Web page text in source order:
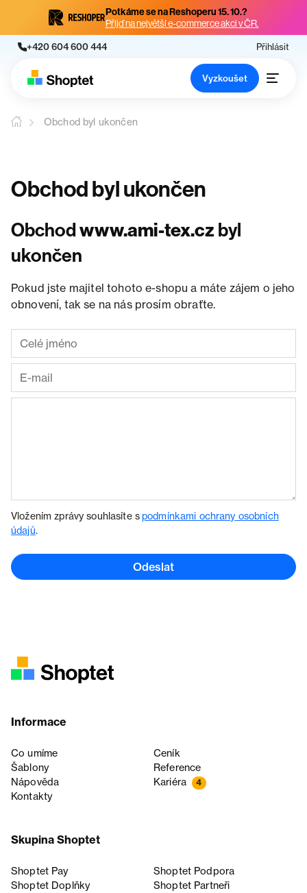
Potkáme se na Reshoperu 15. 10.?
Přijď na největší e-commerce akci v ČR.
+420 604 600 444 Přihlásit
Vyzkoušet
Obchod byl ukončen
Obchod byl ukončen
Obchodwww.ami-tex.cz byl
ukončen
Pokud jste majitel tohoto e-shopu a máte zájem o jeho
obnovení, tak se na nás prosím obraťte.
Vložením zprávy souhlasíte spodmínkami ochrany osobních
údajů.
Odeslat
Informace
Co umíme
Ceník
Šablony
Reference
Nápověda
Kariéra 4
Kontakty
Skupina Shoptet
Shoptet Pay
Shoptet Podpora
Shoptet Doplňky
Shoptet Partneři